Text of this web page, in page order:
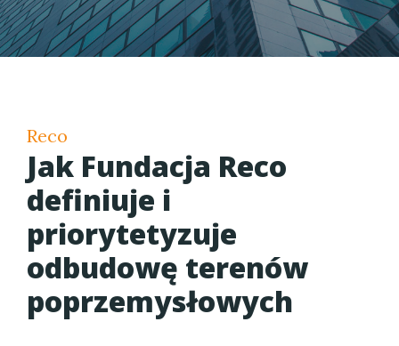
Reco
Jak Fundacja Reco
definiuje i
priorytetyzuje
odbudowę terenów
poprzemysłowych